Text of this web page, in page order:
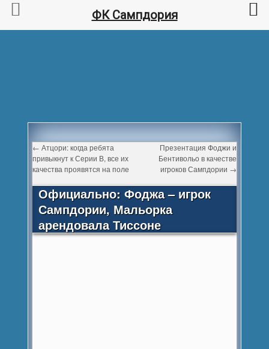
← Атцори: когда ребята
привыкнут к Серии В, все их
качества проявятся на поле
Презентация Фоджи и
Бентивольо в качестве
игроков Сампдории →
Официально: Фоджа – игрок
Сампдории, Мальорка
арендовала Тиссоне
ФК Сампдория